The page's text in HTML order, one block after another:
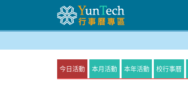
今日活動 本月活動 本年活動 校行事曆